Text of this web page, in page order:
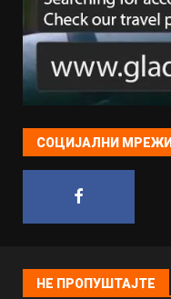
СОЦИЈАЛНИ МРЕЖИ
НЕ ПРОПУШТАЈТЕ